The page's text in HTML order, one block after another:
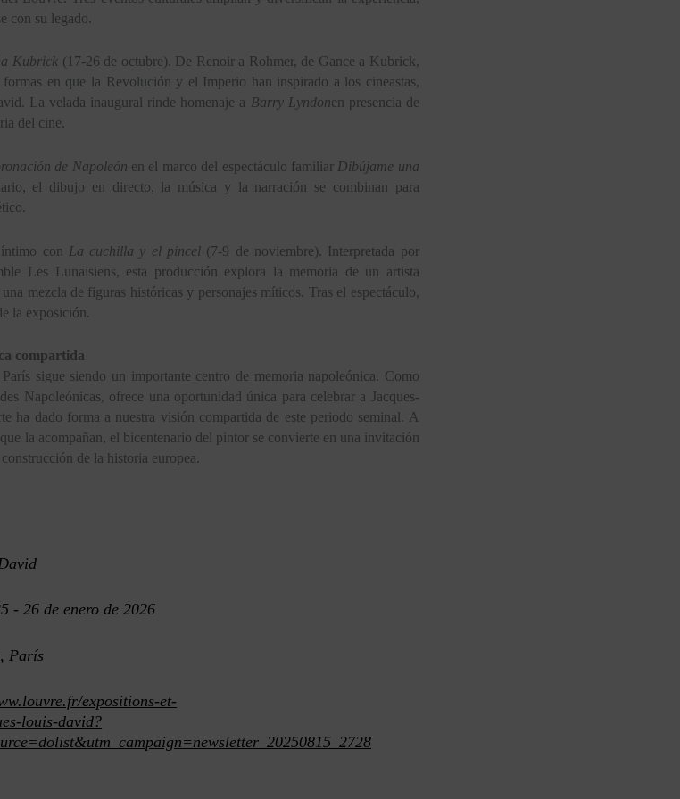
con su legado.
Kubrick (17-26 de octubre). De Renoir a Rohmer, de Gance a Kubrick,
en que la Revolución y el Imperio han inspirado a los cineastas,
La velada inaugural rinde homenaje a Barry Lyndonen presencia de
del cine.
de Napoleón en el marco del espectáculo familiar Dibújame una
el dibujo en directo, la música y la narración se combinan para
con La cuchilla y el pincel (7-9 de noviembre). Interpretada por
Les Lunaisiens, esta producción explora la memoria de un artista
mezcla de figuras históricas y personajes míticos. Tras el espectáculo,
la exposición.
compartida
sigue siendo un importante centro de memoria napoleónica. Como
Napoleónicas, ofrece una oportunidad única para celebrar a Jacques-
ha dado forma a nuestra visión compartida de este periodo seminal. A
la acompañan, el bicentenario del pintor se convierte en una invitación
de la historia europea.
- 26 de enero de 2026
París
expositions-et-
louis-david?